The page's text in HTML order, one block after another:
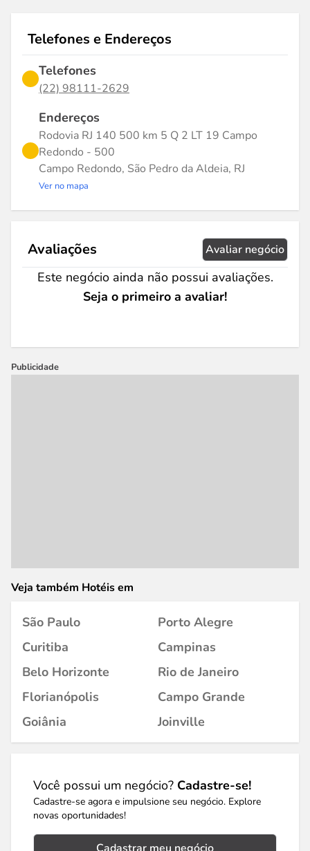
Telefones e Endereços
Telefones
(22) 98111-2629
Endereços
Rodovia RJ 140 500 km 5 Q 2 LT 19 Campo
Redondo - 500
Campo Redondo, São Pedro da Aldeia, RJ
Ver no mapa
Avaliações Avaliar negócio
Este negócio ainda não possui avaliações.
Seja o primeiro a avaliar!
Publicidade
Veja também Hotéis em
São Paulo
Porto Alegre
Curitiba
Campinas
Belo Horizonte
Rio de Janeiro
Florianópolis
Campo Grande
Goiânia
Joinville
Você possui um negócio? Cadastre-se!
Cadastre-se agora e impulsione seu negócio. Explore
novas oportunidades!